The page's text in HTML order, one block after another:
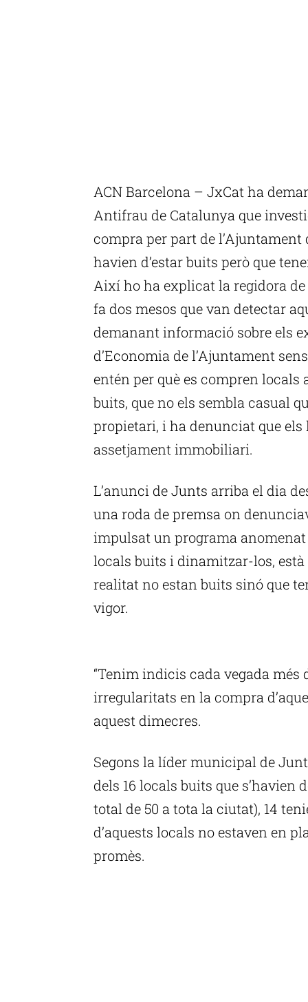
ACN Barcelona – JxCat ha
Antifrau de Catalunya que
compra per part de l’Ajuntament
havien d’estar buits però que
Així ho ha explicat la regidora
fa dos mesos que van detectar
demanant informació sobre els
d’Economia de l’Ajuntament
entén per què es compren locals
buits, que no els sembla casual
propietari, i ha denunciat que
assetjament immobiliari.
L’anunci de Junts arriba el dia
una roda de premsa on
impulsat un programa anomenat
locals buits i dinamitzar-los, està
realitat no estan buits sinó que
vigor.
“Tenim indicis cada vegada més
irregularitats en la compra
aquest dimecres.
Segons la líder municipal de
dels 16 locals buits que s’havien
total de 50 a tota la ciutat), 14
d’aquests locals no estaven en
promès.